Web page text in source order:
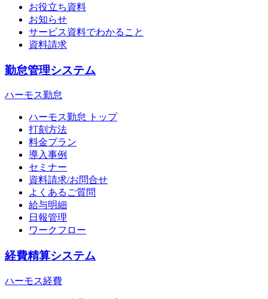
お役立ち資料
お知らせ
サービス資料でわかること
資料請求
勤怠管理システム
ハーモス勤怠
ハーモス勤怠 トップ
打刻方法
料金プラン
導入事例
セミナー
資料請求/お問合せ
よくあるご質問
給与明細
日報管理
ワークフロー
経費精算システム
ハーモス経費